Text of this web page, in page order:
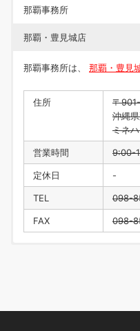
那覇事務所
那覇・豊見城店
那覇事務所は、 那覇・豊見
住所
〒
沖縄
ミネ
営業時間 9:00-
定休日 -
TEL 098-
FAX 098-
定休日 水曜